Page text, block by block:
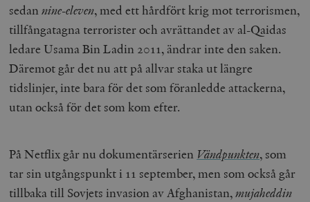
sedannine-eleven, med ett hårdfört krig mot terrorismen,
tillfångatagna terrorister och avrättandet av al-Qaidas
ledare Usama Bin Ladin 2011, ändrar inte den saken.
Däremot går det nu att på allvar staka ut längre
tidslinjer, inte bara för det som föranledde attackerna,
utan också för det som kom efter.
På Netflix går nu dokumentärserien Vändpunkten, som
tar sin utgångspunkt i 11 september, men som också går
tillbaka till Sovjets invasion av Afghanistan,mujaheddin